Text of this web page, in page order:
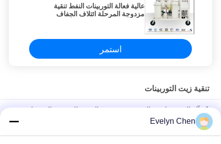
عالية فعالة التوربينات النفط تنقية
مزدوجة المرحلة ائتلاف الجفاف
استمر
تنقية زيت التوربينات
6 - آلة الترشيح لزيت التوربين ذو درجة عالية ، نظام تفريغ التوربينات
عالية الدقة
إعادة تدوير النفط فراغ التوربينات نظام تجديد النفط عالية الأداء
Evelyn Chen